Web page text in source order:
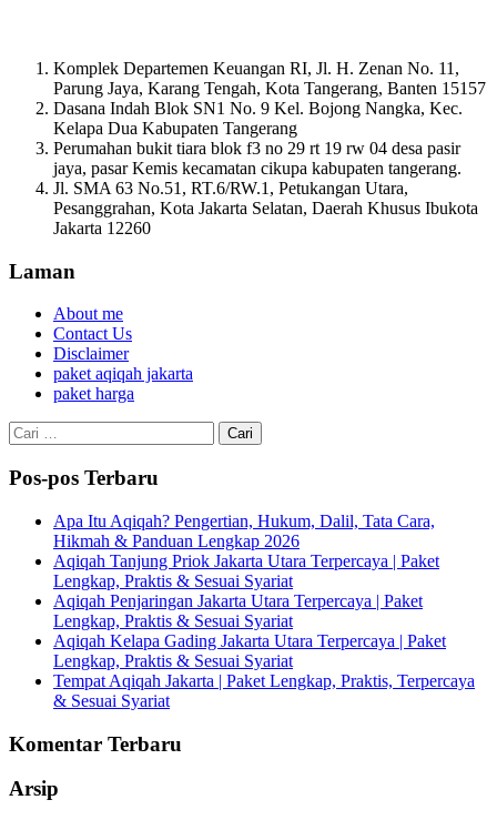
Komplek Departemen Keuangan RI, Jl. H. Zenan No. 11,
Parung Jaya, Karang Tengah, Kota Tangerang, Banten 15157
Dasana Indah Blok SN1 No. 9 Kel. Bojong Nangka, Kec.
Kelapa Dua Kabupaten Tangerang
Perumahan bukit tiara blok f3 no 29 rt 19 rw 04 desa pasir
jaya, pasar Kemis kecamatan cikupa kabupaten tangerang.
Jl. SMA 63 No.51, RT.6/RW.1, Petukangan Utara,
Pesanggrahan, Kota Jakarta Selatan, Daerah Khusus Ibukota
Jakarta 12260
Laman
About me
Contact Us
Disclaimer
paket aqiqah jakarta
paket harga
Cari
untuk:
Pos-pos Terbaru
Apa Itu Aqiqah? Pengertian, Hukum, Dalil, Tata Cara,
Hikmah & Panduan Lengkap 2026
Aqiqah Tanjung Priok Jakarta Utara Terpercaya | Paket
Lengkap, Praktis & Sesuai Syariat
Aqiqah Penjaringan Jakarta Utara Terpercaya | Paket
Lengkap, Praktis & Sesuai Syariat
Aqiqah Kelapa Gading Jakarta Utara Terpercaya | Paket
Lengkap, Praktis & Sesuai Syariat
Tempat Aqiqah Jakarta | Paket Lengkap, Praktis, Terpercaya
& Sesuai Syariat
Komentar Terbaru
Arsip